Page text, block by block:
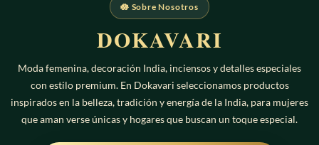
🪷 Sobre Nosotros
DOKAVARI
Moda femenina, decoración India, inciensos y detalles especiales
con estilo premium. En Dokavari seleccionamos productos
inspirados en la belleza, tradición y energía de la India, para mujeres
que aman verse únicas y hogares que buscan un toque especial.